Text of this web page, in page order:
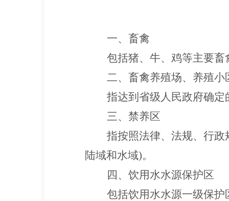
一、畜禽
包括猪、牛、鸡等主要
二、畜禽养殖场、养殖小
指达到省级人民政府确
三、禁养区
指按照法律、法规、行
陆域和水域)。
四、饮用水水源保护区
包括饮用水水源一级保